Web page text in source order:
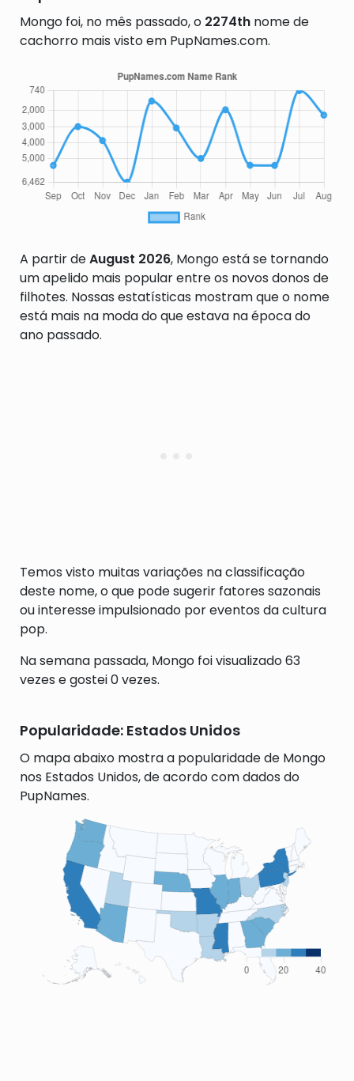
Mongo foi, no mês passado, o 2274th nome de
cachorro mais visto em PupNames.com.
A partir deAugust 2026, Mongo está se tornando
um apelido mais popular entre os novos donos de
filhotes. Nossas estatísticas mostram que o nome
está mais na moda do que estava na época do
ano passado.
Temos visto muitas variações na classificação
deste nome, o que pode sugerir fatores sazonais
ou interesse impulsionado por eventos da cultura
pop.
Na semana passada, Mongo foi visualizado 63
vezes e gostei 0 vezes.
Popularidade: Estados Unidos
O mapa abaixo mostra a popularidade de Mongo
nos Estados Unidos, de acordo com dados do
PupNames.